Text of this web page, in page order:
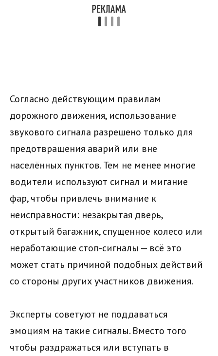
Согласно действующим правилам
дорожного движения, использование
звукового сигнала разрешено только для
предотвращения аварий или вне
населённых пунктов. Тем не менее многие
водители используют сигнал и мигание
фар, чтобы привлечь внимание к
неисправности: незакрытая дверь,
открытый багажник, спущенное колесо или
неработающие стоп-сигналы — всё это
может стать причиной подобных действий
со стороны других участников движения.
Эксперты советуют не поддаваться
эмоциям на такие сигналы. Вместо того
чтобы раздражаться или вступать в